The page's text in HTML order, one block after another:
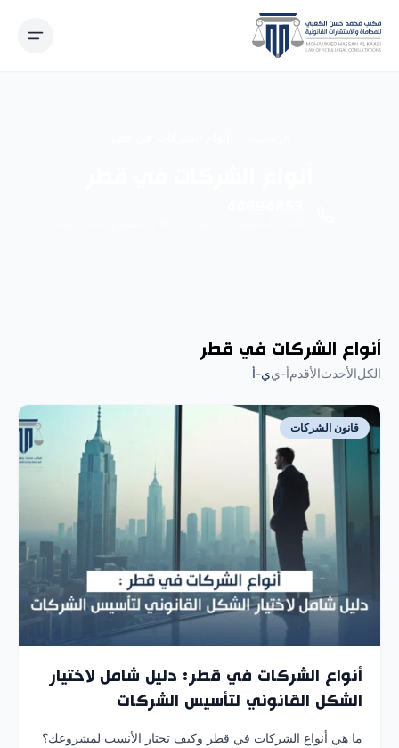
انتقل إلى المحتوى
أنواع الشركات في قطر
الكلالأحدثالأقدمأ-يي-أ
قانون الشركات
أنواع الشركات في قطر: دليل شامل لاختيار
الشكل القانوني لتأسيس الشركات
ما هي أنواع الشركات في قطر وكيف تختار الأنسب لمشروعك؟